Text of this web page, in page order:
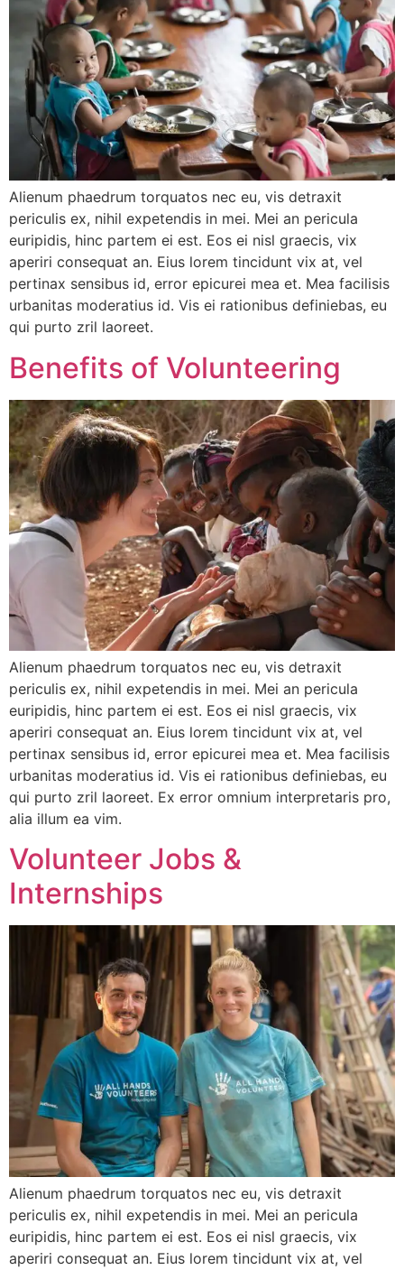
Alienum phaedrum torquatos nec eu, vis detraxit
periculis ex, nihil expetendis in mei. Mei an pericula
euripidis, hinc partem ei est. Eos ei nisl graecis, vix
aperiri consequat an. Eius lorem tincidunt vix at, vel
pertinax sensibus id, error epicurei mea et. Mea facilisis
urbanitas moderatius id. Vis ei rationibus definiebas, eu
qui purto zril laoreet.
Benefits of Volunteering
Alienum phaedrum torquatos nec eu, vis detraxit
periculis ex, nihil expetendis in mei. Mei an pericula
euripidis, hinc partem ei est. Eos ei nisl graecis, vix
aperiri consequat an. Eius lorem tincidunt vix at, vel
pertinax sensibus id, error epicurei mea et. Mea facilisis
urbanitas moderatius id. Vis ei rationibus definiebas, eu
qui purto zril laoreet. Ex error omnium interpretaris pro,
alia illum ea vim.
Volunteer Jobs &
Internships
Alienum phaedrum torquatos nec eu, vis detraxit
periculis ex, nihil expetendis in mei. Mei an pericula
euripidis, hinc partem ei est. Eos ei nisl graecis, vix
aperiri consequat an. Eius lorem tincidunt vix at, vel